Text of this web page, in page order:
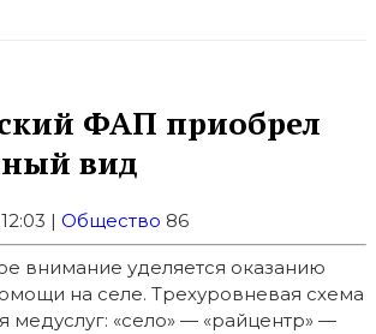
ФАП приобрел
вид
| Общество 86
внимание уделяется оказанию
на селе. Трехуровневая схема
медуслуг: «село» — «райцентр» —